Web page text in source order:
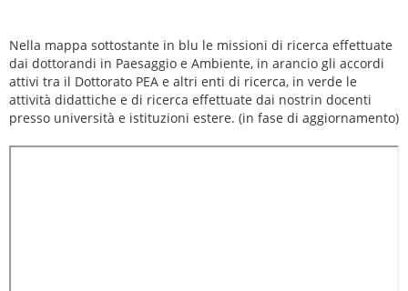
Nella mappa sottostante in blu le missioni di ricerca effettuate
dai dottorandi in Paesaggio e Ambiente, in arancio gli accordi
attivi tra il Dottorato PEA e altri enti di ricerca, in verde le
attività didattiche e di ricerca effettuate dai nostrin docenti
presso università e istituzioni estere. (in fase di aggiornamento)